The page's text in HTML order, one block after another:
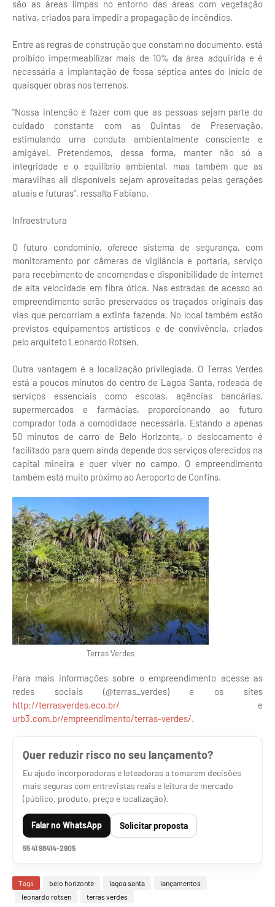
são as áreas limpas no entorno das áreas com vegetação
nativa, criados para impedir a propagação de incêndios.
Entre as regras de construção que constam no documento, está
proibido impermeabilizar mais de 10% da área adquirida e é
necessária a implantação de fossa séptica antes do início de
quaisquer obras nos terrenos.
"Nossa intenção é fazer com que as pessoas sejam parte do
cuidado constante com as Quintas de Preservação,
estimulando uma conduta ambientalmente consciente e
amigável. Pretendemos, dessa forma, manter não só a
integridade e o equilíbrio ambiental, mas também que as
maravilhas ali disponíveis sejam aproveitadas pelas gerações
atuais e futuras", ressalta Fabiano.
Infraestrutura
O futuro condomínio, oferece sistema de segurança, com
monitoramento por câmeras de vigilância e portaria, serviço
para recebimento de encomendas e disponibilidade de internet
de alta velocidade em fibra ótica. Nas estradas de acesso ao
empreendimento serão preservados os traçados originais das
vias que percorriam a extinta fazenda. No local também estão
previstos equipamentos artísticos e de convivência, criados
pelo arquiteto Leonardo Rotsen.
Outra vantagem é a localização privilegiada. O Terras Verdes
está a poucos minutos do centro de Lagoa Santa, rodeada de
serviços essenciais como escolas, agências bancárias,
supermercados e farmácias, proporcionando ao futuro
comprador toda a comodidade necessária. Estando a apenas
50 minutos de carro de Belo Horizonte, o deslocamento é
facilitado para quem ainda depende dos serviços oferecidos na
capital mineira e quer viver no campo. O empreendimento
também está muito próximo ao Aeroporto de Confins.
Terras Verdes
Para mais informações sobre o empreendimento acesse as
redes sociais (@terras_verdes) e os sites
http://terrasverdes.eco.br/ e
urb3.com.br/empreendimento/terras-verdes/.
Quer reduzir risco no seu lançamento?
Eu ajudo incorporadoras e loteadoras a tomarem decisões
mais seguras com entrevistas reais e leitura de mercado
(público, produto, preço e localização).
Falar no WhatsApp Solicitar proposta
55 41 98414-2905
Tags belo horizonte lagoa santa
lançamentos
leonardo rotsen
terras verdes